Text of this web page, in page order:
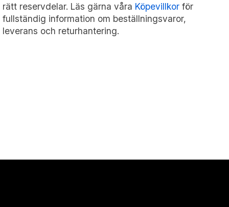
rätt reservdelar. Läs gärna våra Köpevillkor för
fullständig information om beställningsvaror,
leverans och returhantering.